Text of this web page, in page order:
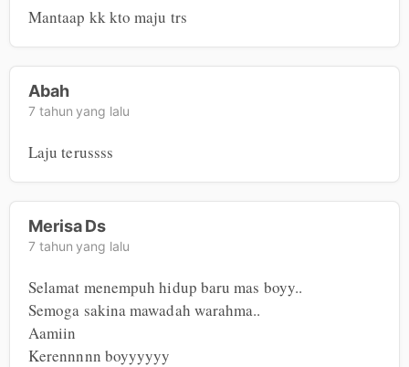
Mantaap kk kto maju trs
Abah
7 tahun yang lalu
Laju terussss
Merisa Ds
7 tahun yang lalu
Selamat menempuh hidup baru mas boyy..
Semoga sakina mawadah warahma..
Aamiin
Kerennnnn boyyyyyy